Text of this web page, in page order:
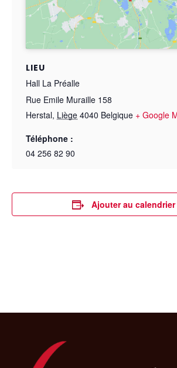
LIEU
Hall La Préalle
Rue Emile Muraille 158
Herstal, Liège 4040 Belgique + Google
Téléphone :
04 256 82 90
Ajouter au calendrier